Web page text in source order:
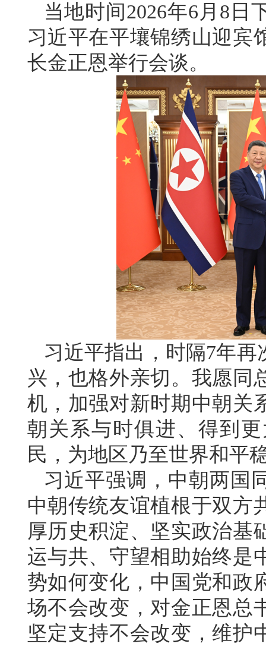
当地时间2026年6月8日
习近平在平壤锦绣山迎宾
长金正恩举行会谈。
习近平指出，时隔7年
兴，也格外亲切。我愿同
机，加强对新时期中朝关
朝关系与时俱进、得到
民，为地区乃至世界和平
习近平强调，中朝两国
中朝传统友谊植根于双方
厚历史积淀、坚实政治基
运与共、守望相助始终是
势如何变化，中国党和政
场不会改变，对金正恩总
坚定支持不会改变，维护